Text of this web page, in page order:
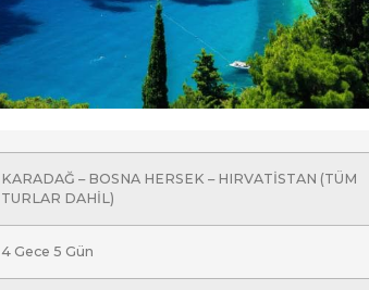
KARADAĞ – BOSNA HERSEK – HIRVATİSTAN (TÜM
TURLAR DAHİL)
4 Gece 5 Gün